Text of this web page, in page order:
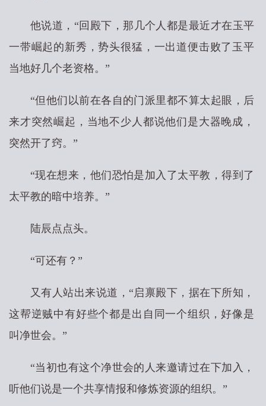
他说道，“回殿下，那几个人都是最近才在玉平
一带崛起的新秀，势头很猛，一出道便击败了玉平
当地好几个老资格。”
“但他们以前在各自的门派里都不算太起眼，后
来才突然崛起，当地不少人都说他们是大器晚成，
突然开了窍。”
“现在想来，他们恐怕是加入了太平教，得到了
太平教的暗中培养。”
陆辰点点头。
“可还有？”
又有人站出来说道，“启禀殿下，据在下所知，
这帮逆贼中有好些个都是出自同一个组织，好像是
叫净世会。”
“当初也有这个净世会的人来邀请过在下加入，
听他们说是一个共享情报和修炼资源的组织。”